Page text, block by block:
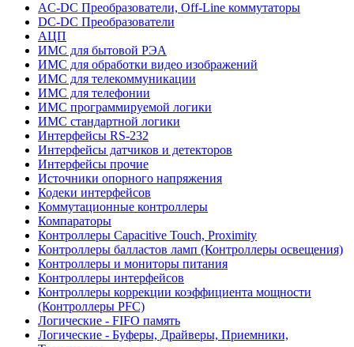
AC-DC Преобразователи, Off-Line коммутаторы
DC-DC Преобразователи
АЦП
ИМС для бытовой РЭА
ИМС для обработки видео изображений
ИМС для телекоммуникации
ИМС для телефонии
ИМС программируемой логики
ИМС стандартной логики
Интерфейсы RS-232
Интерфейсы датчиков и детекторов
Интерфейсы прочие
Источники опорного напряжения
Кодеки интерфейсов
Коммутационные контроллеры
Компараторы
Контроллеры Capacitive Touch, Proximity
Контроллеры балластов ламп (Контроллеры освещения)
Контроллеры и мониторы питания
Контроллеры интерфейсов
Контроллеры коррекции коэффициента мощности
(Контроллеры PFC)
Логические - FIFO память
Логические - Буферы, Драйверы, Приемники,